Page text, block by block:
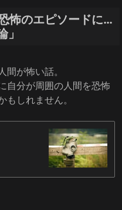
怖のエピソードに…
」
が怖い話。
自分が周囲の人間を恐怖
しれません。